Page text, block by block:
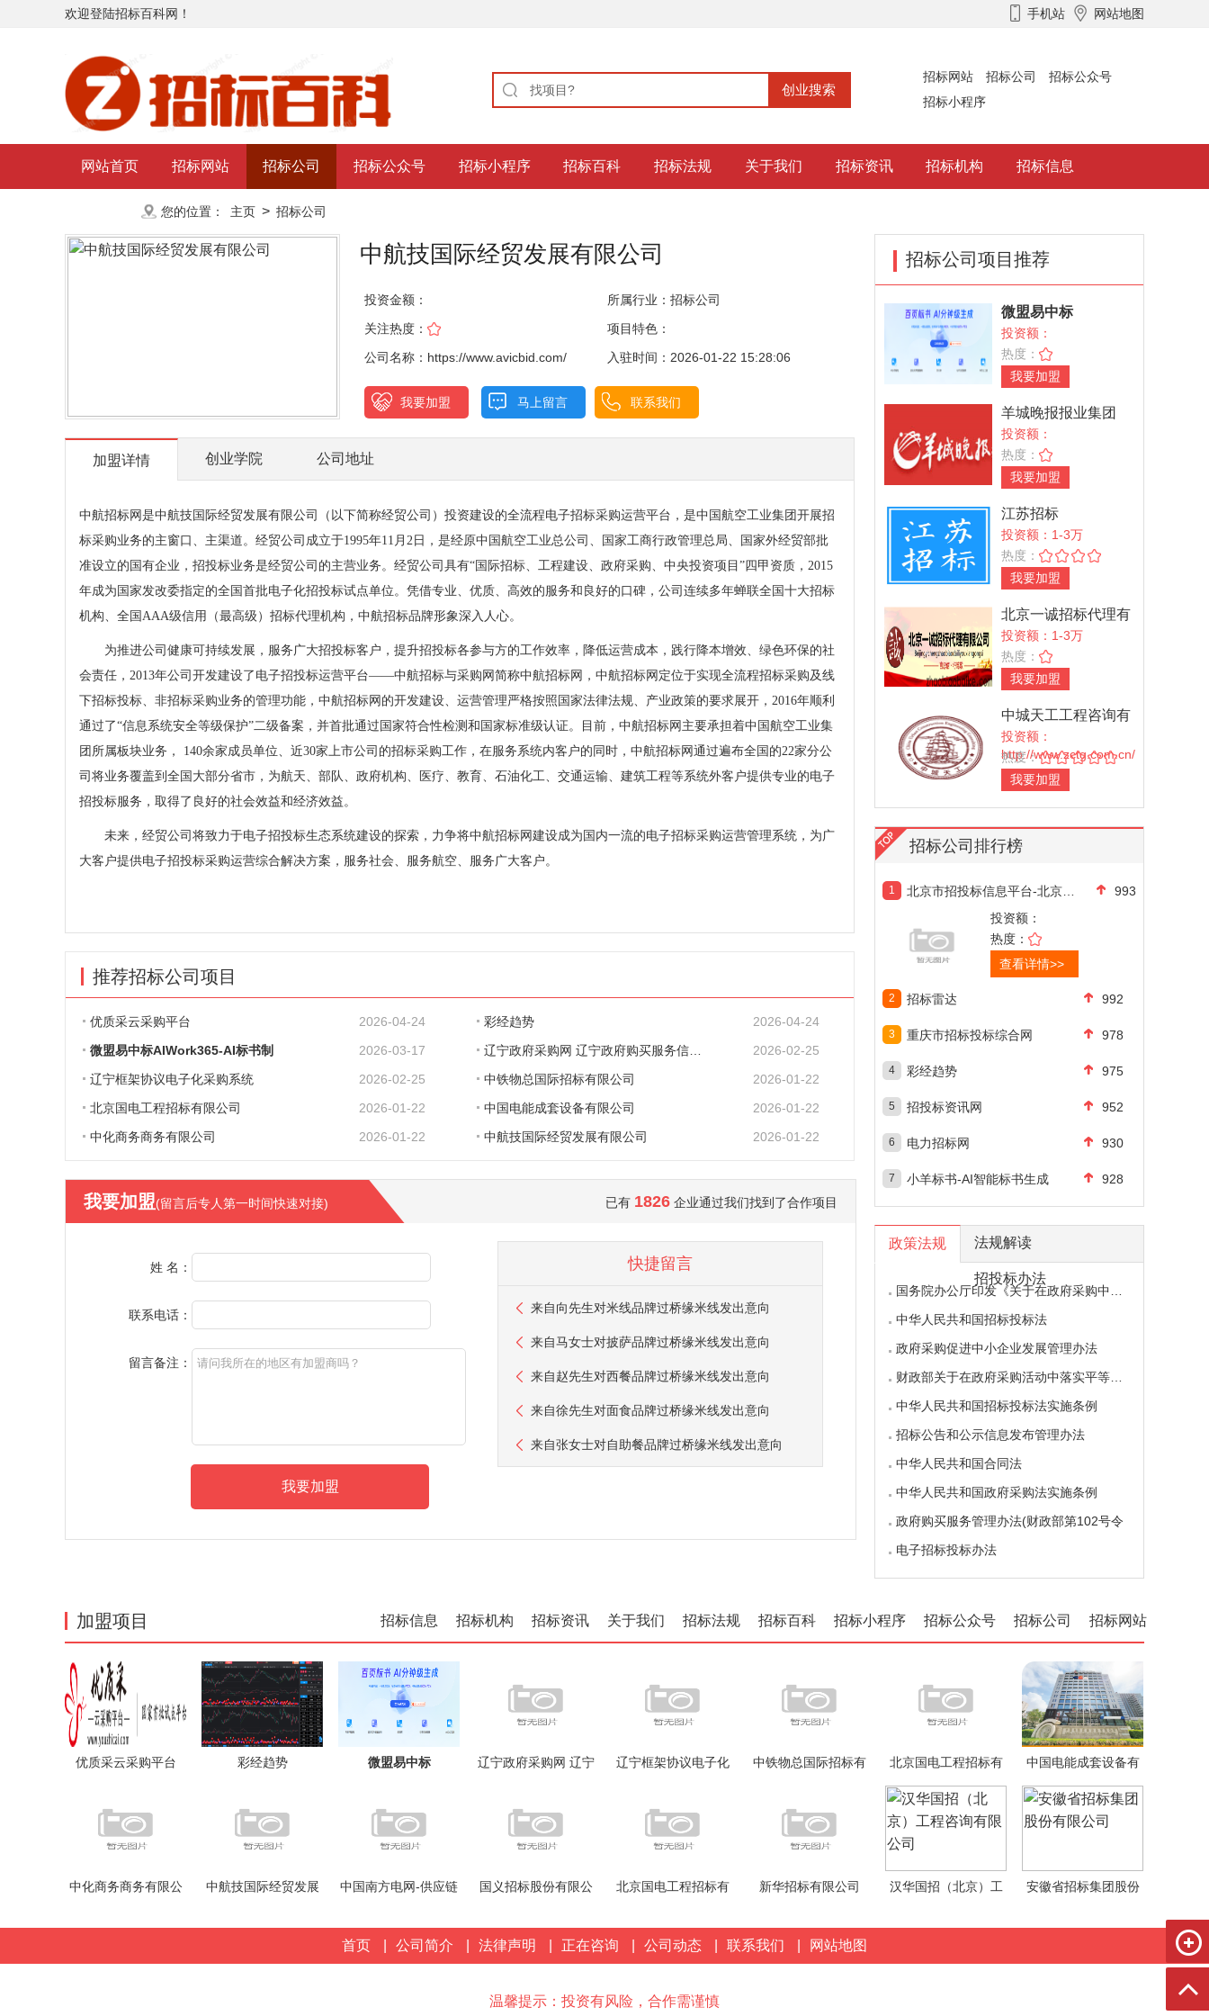
欢迎登陆招标百科网！ 手机站 网站地图
招标网站 招标公司
招标公众号
招标小程序
网站首页 招标网站 招标公司 招标公众号 招标小程序 招标百科 招标法规 关于我们 招标资讯 招标机构 招标信息
您的位置： 主页 > 招标公司
中航技国际经贸发展有限公司
投资金额： 所属行业： 招标公司
关注热度：
项目特色：
公司名称：https://www.avicbid.com/
入驻时间：2026-01-22 15:28:06
我要加盟 马上留言 联系我们
加盟详情 创业学院 公司地址
中航招标网是中航技国际经贸发展有限公司（以下简称经贸公司）投资建设的全流程电子招标采购运营平台，是中国航空工业集团开展招
标采购业务的主窗口、主渠道。经贸公司成立于1995年11月2日，是经原中国航空工业总公司、国家工商行政管理总局、国家外经贸部批
准设立的国有企业，招投标业务是经贸公司的主营业务。经贸公司具有“国际招标、工程建设、政府采购、中央投资项目”四甲资质，2015
年成为国家发改委指定的全国首批电子化招投标试点单位。凭借专业、优质、高效的服务和良好的口碑，公司连续多年蝉联全国十大招标
机构、全国AAA级信用（最高级）招标代理机构，中航招标品牌形象深入人心。
为推进公司健康可持续发展，服务广大招投标客户，提升招投标各参与方的工作效率，降低运营成本，践行降本增效、绿色环保的社
会责任，2013年公司开发建设了电子招投标运营平台——中航招标与采购网简称中航招标网，中航招标网定位于实现全流程招标采购及线
下招标投标、非招标采购业务的管理功能，中航招标网的开发建设、运营管理严格按照国家法律法规、产业政策的要求展开，2016年顺利
通过了“信息系统安全等级保护”二级备案，并首批通过国家符合性检测和国家标准级认证。目前，中航招标网主要承担着中国航空工业集
团所属板块业务， 140余家成员单位、近30家上市公司的招标采购工作，在服务系统内客户的同时，中航招标网通过遍布全国的22家分公
司将业务覆盖到全国大部分省市，为航天、部队、政府机构、医疗、教育、石油化工、交通运输、建筑工程等系统外客户提供专业的电子
招投标服务，取得了良好的社会效益和经济效益。
未来，经贸公司将致力于电子招投标生态系统建设的探索，力争将中航招标网建设成为国内一流的电子招标采购运营管理系统，为广
大客户提供电子招投标采购运营综合解决方案，服务社会、服务航空、服务广大客户。
推荐招标公司项目
优质采云采购平台 2026-04-24 彩经趋势
2026-04-24
微盟易中标AIWork365-AI标书制
2026-03-17 辽宁政府采购网 辽宁政府购买服务信息平台
2026-02-25
辽宁框架协议电子化采购系统
2026-02-25 中铁物总国际招标有限公司
2026-01-22
北京国电工程招标有限公司
2026-01-22 中国电能成套设备有限公司
2026-01-22
中化商务商务有限公司
2026-01-22 中航技国际经贸发展有限公司 2026-01-22
我要加盟(留言后专人第一时间快速对接) 已有 1826 企业通过我们找到了合作项目
姓 名：
联系电话：
留言备注：
快捷留言
来自向先生对米线品牌过桥缘米线发出意向
来自马女士对披萨品牌过桥缘米线发出意向
来自赵先生对西餐品牌过桥缘米线发出意向
来自徐先生对面食品牌过桥缘米线发出意向
来自张女士对自助餐品牌过桥缘米线发出意向
招标公司项目推荐
微盟易中标
AIWork365-AI标书
制
投资额：
热度：
我要加盟
羊城晚报报业集团
2023招标采购信息
投资额：
热度：
我要加盟
江苏招标
投资额：1-3万
热度：
我要加盟
北京一诚招标代理有
限公司
投资额：1-3万
热度：
我要加盟
中城天工工程咨询有
限公司
投资额：
http://www.zctg.com.cn/
热度：
我要加盟
招标公司排行榜
1
993
投资额：
热度：
查看详情>>
2 招标雷达 992
3 重庆市招标投标综合网 978
4 彩经趋势 975
5 招投标资讯网 952
6 电力招标网 930
7 小羊标书-AI智能标书生成 928
政策法规 法规解读
招投标办法
国务院办公厅印发《关于在政府采购中实施
中华人民共和国招标投标法
政府采购促进中小企业发展管理办法
财政部关于在政府采购活动中落实平等对待内
中华人民共和国招标投标法实施条例
招标公告和公示信息发布管理办法
中华人民共和国合同法
中华人民共和国政府采购法实施条例
政府购买服务管理办法(财政部第102号令
电子招标投标办法
加盟项目 招标网站
招标公司
招标公众号
招标小程序
招标百科
招标法规
关于我们
招标资讯
招标机构
招标信息
优质采云采购平台 彩经趋势
微盟易中标
辽宁政府采购网 辽宁
辽宁框架协议电子化
中铁物总国际招标有
北京国电工程招标有
中国电能成套设备有
中化商务商务有限公
中航技国际经贸发展
中国南方电网-供应链
国义招标股份有限公
北京国电工程招标有
新华招标有限公司
汉华国招（北京）工
安徽省招标集团股份
首页 公司简介 法律声明 正在咨询 公司动态 联系我们 网站地图
温馨提示：投资有风险，合作需谨慎